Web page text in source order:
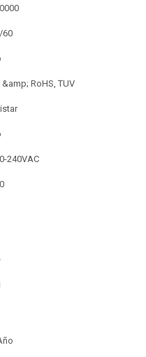
60
&amp; RoHS, TUV
240VAC